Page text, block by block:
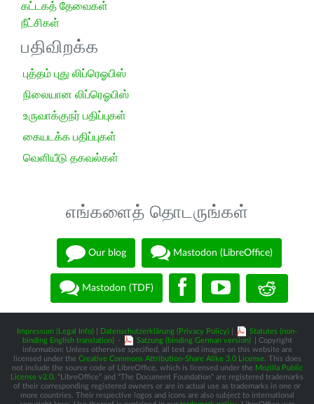
கட்டகத் தேவைகள்
நீட்சிகள்
பதிவிறக்க
புத்தம் புது லிப்ரெஓபிஸ்
நிலையான லிப்ரெஓபிஸ்
உருவாக்குநர் பதிப்புகள்
கையடக்க பதிப்புகள்
வெளியீடு தகவல்கள்
எங்களைத் தொடருங்கள்
Our blog Mastodon (LibreOffice)
Mastodon (TDF)
Impressum (Legal Info) Datenschutzerklärung (Privacy Policy)
Statutes (non-
binding English translation) - Satzung (binding German version)
| Copyright
information: Unless otherwise specified, all text and images on this website are
licensed under the Creative Commons Attribution-Share Alike 3.0 License. This does
not include the source code of LibreOffice, which is licensed under the Mozilla Public
License v2.0 . “LibreOffice” and “The Document Foundation” are registered trademarks
of their corresponding registered owners or are in actual use as trademarks in one or
more countries. Their respective logos and icons are also subject to international